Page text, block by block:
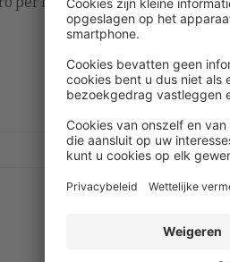
Account aanmaken
Heb je al een account ?